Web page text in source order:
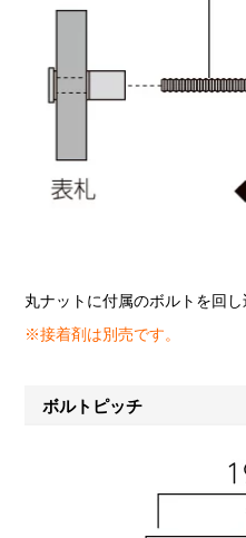
丸ナットに付属のボルトを回し
※接着剤は別売です。
ボルトピッチ